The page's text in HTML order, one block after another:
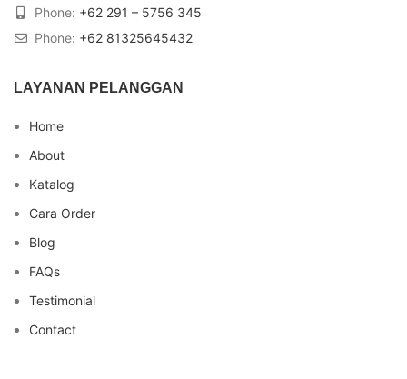
Phone: +62 291 – 5756 345
Phone: +62 81325645432
LAYANAN PELANGGAN
Home
About
Katalog
Cara Order
Blog
FAQs
Testimonial
Contact